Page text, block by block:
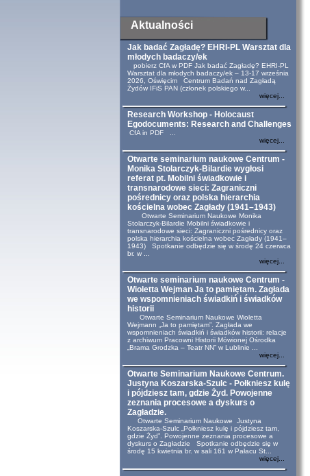
Aktualności
Jak badać Zagładę? EHRI-PL Warsztat dla
młodych badaczy/ek
pobierz CfA w PDF Jak badać Zagładę? EHRI-PL
Warsztat dla młodych badaczy/ek – 13-17 września
2026, Oświęcim Centrum Badań nad Zagładą
Żydów IFiS PAN (członek polskiego w...
więcej...
Research Workshop - Holocaust
Egodocuments: Research and Challenges
CfA in PDF ...
więcej...
Otwarte seminarium naukowe Centrum -
Monika Stolarczyk-Bilardie wygłosi
referat pt. Mobilni świadkowie i
transnarodowe sieci: Zagraniczni
pośrednicy oraz polska hierarchia
kościelna wobec Zagłady (1941–1943)
Otwarte Seminarium Naukowe Monika
Stolarczyk-Bilardie Mobilni świadkowie i
transnarodowe sieci: Zagraniczni pośrednicy oraz
polska hierarchia kościelna wobec Zagłady (1941–
1943) Spotkanie odbędzie się w środę 24 czerwca
br. w ...
więcej...
Otwarte seminarium naukowe Centrum -
Wioletta Wejman Ja to pamiętam. Zagłada
we wspomnieniach świadkiń i świadków
historii
Otwarte Seminarium Naukowe Wioletta
Wejmann „Ja to pamiętam”. Zagłada we
wspomnieniach świadkiń i świadków historii: relacje
z archiwum Pracowni Historii Mówionej Ośrodka
„Brama Grodzka – Teatr NN” w Lublinie ...
więcej...
Otwarte Seminarium Naukowe Centrum.
Justyna Koszarska-Szulc - Połkniesz kulę
i pójdziesz tam, gdzie Żyd. Powojenne
zeznania procesowe a dyskurs o
Zagładzie.
Otwarte Seminarium Naukowe Justyna
Koszarska-Szulc „Połkniesz kulę i pójdziesz tam,
gdzie Żyd”. Powojenne zeznania procesowe a
dyskurs o Zagładzie Spotkanie odbędzie się w
środę 15 kwietnia br. w sali 161 w Pałacu St...
więcej...